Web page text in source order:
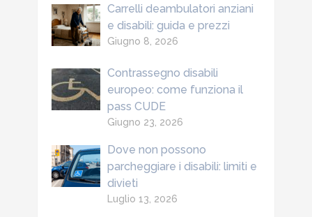
Carrelli deambulatori anziani
e disabili: guida e prezzi
Giugno 8, 2026
Contrassegno disabili
europeo: come funziona il
pass CUDE
Giugno 23, 2026
Dove non possono
parcheggiare i disabili: limiti e
divieti
Luglio 13, 2026